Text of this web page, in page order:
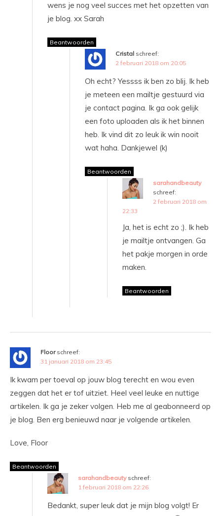
wens je nog veel succes met het opzetten van
je blog. xx Sarah
Beantwoorden
Cristal schreef:
2 februari 2018 om 20:05
Oh echt? Yessss ik ben zo blij. Ik heb
je meteen een mailtje gestuurd via
je contact pagina. Ik ga ook gelijk
een foto uploaden als ik het binnen
heb. Ik vind dit zo leuk ik win nooit
wat haha. Dankjewel (k)
Beantwoorden
sarahandbeauty
schreef:
2 februari 2018 om
22:33
Ja, het is echt zo ;). Ik heb
je mailtje ontvangen. Ga
het pakje morgen in orde
maken.
Beantwoorden
Floor schreef:
31 januari 2018 om 23:45
Ik kwam per toeval op jouw blog terecht en wou even
zeggen dat het er tof uitziet. Heel veel leuke en nuttige
artikelen. Ik ga je zeker volgen. Heb me al geabonneerd op
je blog. Ben erg benieuwd naar je volgende artikelen.
Love, Floor
Beantwoorden
sarahandbeauty schreef:
1 februari 2018 om 22:26
Bedankt, super leuk dat je mijn blog volgt! Er